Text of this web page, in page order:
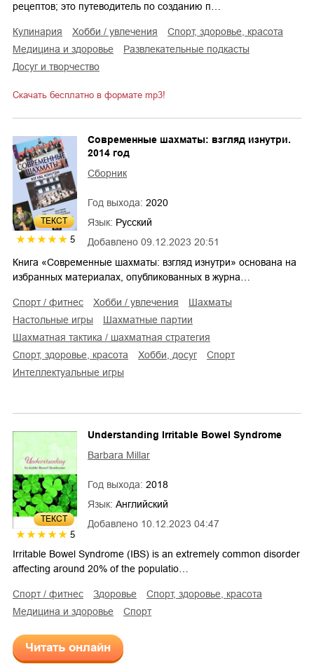
рецептов; это путеводитель по созданию п…
кулинария хобби / увлечения
спорт, здоровье, красота
медицина и здоровье
развлекательные подкасты
досуг и творчество
Скачать бесплатно в формате mp3!
ТЕКСТ
5 Добавлено 09.12.2023 20:51
Современные шахматы: взгляд изнутри.
2014 год
Сборник
Год выхода: 2020
Язык: Русский
Книга «Современные шахматы: взгляд изнутри» основана на
избранных материалах, опубликованных в журна…
спорт / фитнес хобби / увлечения
шахматы
настольные игры
шахматные партии
шахматная тактика / шахматная стратегия
спорт, здоровье, красота
хобби, досуг
спорт
интеллектуальные игры
ТЕКСТ
5
Добавлено 10.12.2023 04:47
Understanding Irritable Bowel Syndrome
Barbara Millar
Год выхода: 2018
Язык: Английский
Irritable Bowel Syndrome (IBS) is an extremely common disorder
affecting around 20% of the populatio…
спорт / фитнес здоровье
спорт, здоровье, красота
медицина и здоровье
спорт
Читать онлайн